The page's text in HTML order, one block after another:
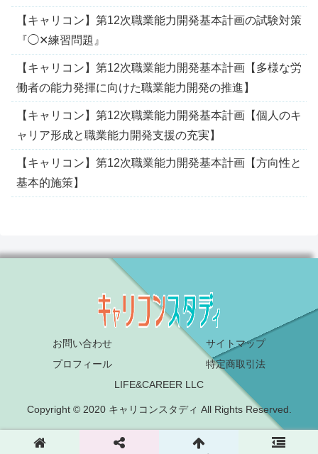
【キャリコン】第12次職業能力開発基本計画の試験対策
『◯✕練習問題』
【キャリコン】第12次職業能力開発基本計画【多様な労
働者の能力発揮に向けた職業能力開発の推進】
【キャリコン】第12次職業能力開発基本計画【個人のキ
ャリア形成と職業能力開発支援の充実】
【キャリコン】第12次職業能力開発基本計画【方向性と
基本的施策】
お問い合わせ
サイトマップ
プロフィール
特定商取引法
LIFE&CAREER LLC
Copyright © 2020 キャリコンスタディ All Rights Reserved.